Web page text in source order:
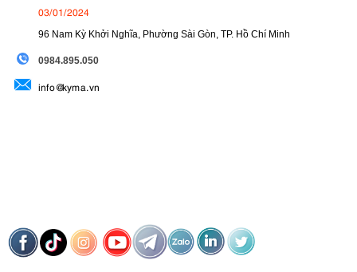
03/01/2024
96 Nam Kỳ Khởi Nghĩa, Phường Sài Gòn, TP. Hồ Chí Minh
0984.895.050
info@kyma.vn